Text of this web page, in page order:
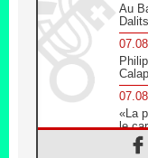
Au
«La
le